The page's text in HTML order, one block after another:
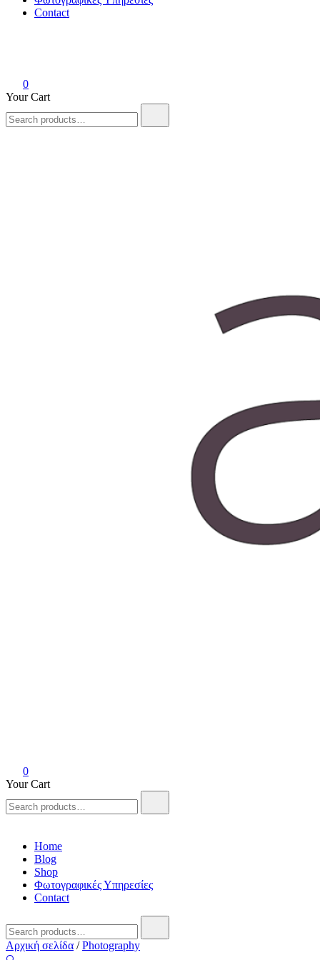
Contact
0
Your Cart
for:
0
Your Cart
for:
Home
Blog
Shop
Φωτογραφικές Υπηρεσίες
Contact
for:
Αρχική σελίδα /Photography